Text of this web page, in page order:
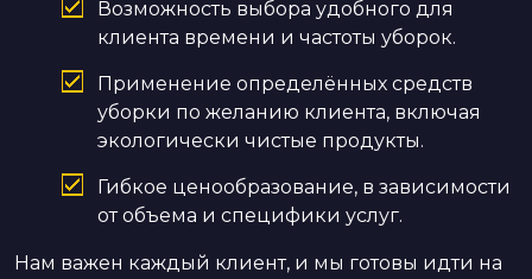
Возможность выбора удобного для
клиента времени и частоты уборок.
Применение определённых средств
уборки по желанию клиента, включая
экологически чистые продукты.
Гибкое ценообразование, в зависимости
от объема и специфики услуг.
Нам важен каждый клиент, и мы готовы идти на